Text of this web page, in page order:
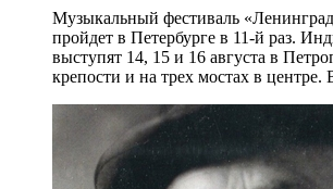
Музыкальный фестиваль
пройдет в Петербурге в 11-й раз.
выступят 14, 15 и 16 августа в
крепости и на трех мостах в